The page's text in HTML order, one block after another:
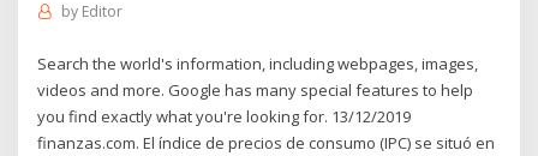
by Editor
Search the world's information, including webpages, images,
videos and more. Google has many special features to help
you find exactly what you're looking for. 13/12/2019
finanzas.com. El índice de precios de consumo (IPC) se situó en